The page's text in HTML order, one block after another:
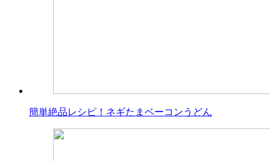
簡単絶品レシピ！ネギたまベーコンうどん